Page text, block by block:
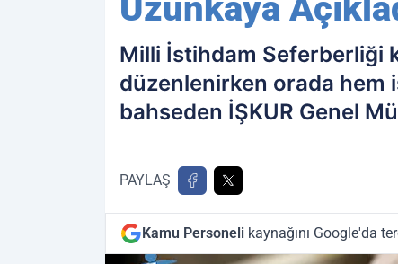
Uzunkaya
Milli İstihdam Seferberliği
düzenlenirken orada hem
bahseden İŞKUR Genel
PAYLAŞ
Kamu Personeli kaynağını Google'da